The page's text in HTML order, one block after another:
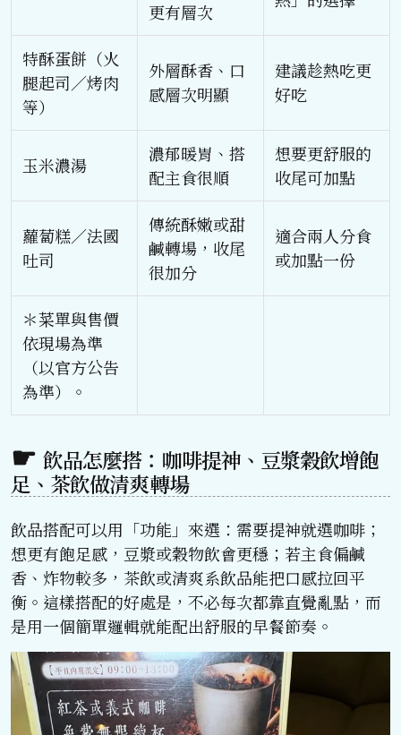
更有層次
特酥蛋餅（火
腿起司／烤肉
等）
外層酥香、口
感層次明顯
建議趁熱吃更
好吃
玉米濃湯
濃郁暖胃、搭
配主食很順
想要更舒服的
收尾可加點
蘿蔔糕／法國
吐司
傳統酥嫩或甜
鹹轉場，收尾
很加分
適合兩人分食
或加點一份
＊菜單與售價
依現場為準
（以官方公告
為準）。
飲品怎麼搭：咖啡提神、豆漿穀飲增飽
足、茶飲做清爽轉場
飲品搭配可以用「功能」來選：需要提神就選咖啡；
想更有飽足感，豆漿或穀物飲會更穩；若主食偏鹹
香、炸物較多，茶飲或清爽系飲品能把口感拉回平
衡。這樣搭配的好處是，不必每次都靠直覺亂點，而
是用一個簡單邏輯就能配出舒服的早餐節奏。